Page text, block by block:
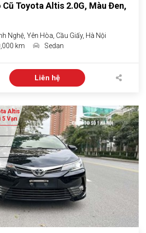
Cũ Toyota Altis 2.0G, Màu Đen,
Nghệ, Yên Hòa, Cầu Giấy, Hà Nội
km Sedan
Liên hệ
Altis
Vạn